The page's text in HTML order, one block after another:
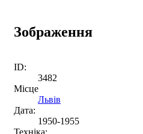
Зображення
ID:
3482
Місце
Львів
Дата:
1950-1955
Техніка: